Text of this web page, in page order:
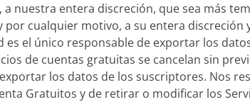
a nuestra entera discreción, que sea más
cualquier motivo, a su entera
es el único responsable de exportar los
de cuentas gratuitas se cancelan sin
los datos de los suscriptores. Nos
Gratuitos y de retirar o modificar los